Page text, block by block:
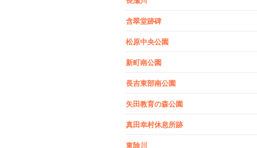
含翠堂跡碑
松原中央公園
新町南公園
長吉東部南公園
矢田教育の森公園
真田幸村休息所跡
東除川